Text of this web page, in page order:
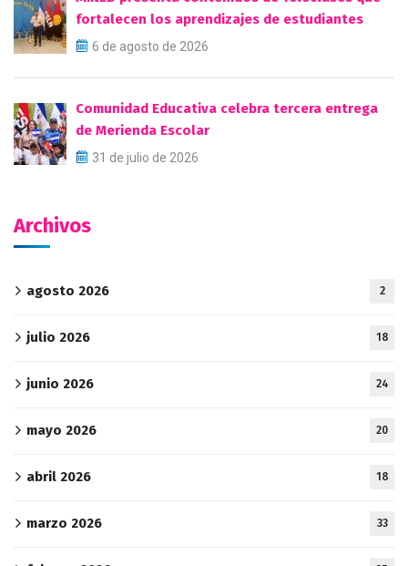
fortalecen los aprendizajes de estudiantes
6 de agosto de 2026
Comunidad Educativa celebra tercera entrega
de Merienda Escolar
31 de julio de 2026
Archivos
agosto 2026 2
julio 2026 18
junio 2026 24
mayo 2026 20
abril 2026 18
marzo 2026 33